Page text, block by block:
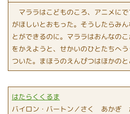
マララはこどものころ、アニメに
がほしいとおもった。そうしたらみ
とができるのに。マララはおんなの
をかえようと、せかいのひとたちへ
ついた。まほうのえんぴつはほかのと
はたらくくるま
バイロン・バートン／さく あかぎ